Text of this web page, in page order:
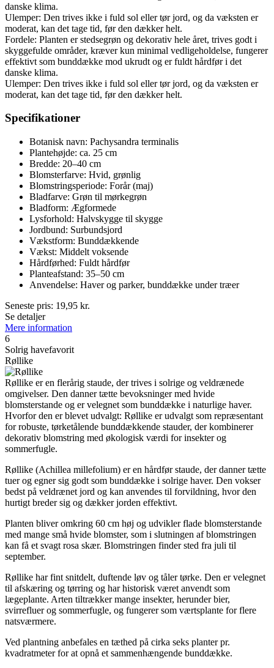
danske klima.
Ulemper: Den trives ikke i fuld sol eller tør jord, og da væksten er
moderat, kan det tage tid, før den dækker helt.
Fordele: Planten er stedsegrøn og dekorativ hele året, trives godt i
skyggefulde områder, kræver kun minimal vedligeholdelse, fungerer
effektivt som bunddække mod ukrudt og er fuldt hårdfør i det
danske klima.
Ulemper: Den trives ikke i fuld sol eller tør jord, og da væksten er
moderat, kan det tage tid, før den dækker helt.
Specifikationer
Botanisk navn: Pachysandra terminalis
Plantehøjde: ca. 25 cm
Bredde: 20–40 cm
Blomsterfarve: Hvid, grønlig
Blomstringsperiode: Forår (maj)
Bladfarve: Grøn til mørkegrøn
Bladform: Ægformede
Lysforhold: Halvskygge til skygge
Jordbund: Surbundsjord
Vækstform: Bunddækkende
Vækst: Middelt voksende
Hårdførhed: Fuldt hårdfør
Planteafstand: 35–50 cm
Anvendelse: Haver og parker, bunddække under træer
Seneste pris: 19,95 kr.
Se detaljer
Mere information
6
Solrig havefavorit
Røllike
Røllike er en flerårig staude, der trives i solrige og veldrænede
omgivelser. Den danner tætte bevoksninger med hvide
blomsterstande og er velegnet som bunddække i naturlige haver.
Hvorfor den er blevet udvalgt: Røllike er udvalgt som repræsentant
for robuste, tørketålende bunddækkende stauder, der kombinerer
dekorativ blomstring med økologisk værdi for insekter og
sommerfugle.
Røllike (Achillea millefolium) er en hårdfør staude, der danner tætte
tuer og egner sig godt som bunddække i solrige haver. Den vokser
bedst på veldrænet jord og kan anvendes til forvildning, hvor den
hurtigt breder sig og dækker jorden effektivt.
Planten bliver omkring 60 cm høj og udvikler flade blomsterstande
med mange små hvide blomster, som i slutningen af blomstringen
kan få et svagt rosa skær. Blomstringen finder sted fra juli til
september.
Røllike har fint snitdelt, duftende løv og tåler tørke. Den er velegnet
til afskæring og tørring og har historisk været anvendt som
lægeplante. Arten tiltrækker mange insekter, herunder bier,
svirrefluer og sommerfugle, og fungerer som værtsplante for flere
natsværmere.
Ved plantning anbefales en tæthed på cirka seks planter pr.
kvadratmeter for at opnå et sammenhængende bunddække.